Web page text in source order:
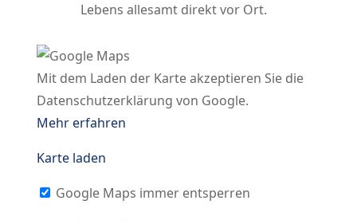
Lebens allesamt direkt vor Ort.
Mit dem Laden der Karte akzeptieren Sie die
Datenschutzerklärung von Google.
Mehr erfahren
Karte laden
Google Maps immer entsperren